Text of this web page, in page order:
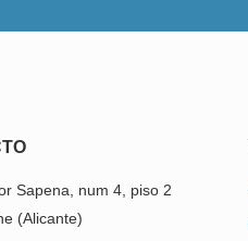
Sapena, num 4, piso 2
(Alicante)